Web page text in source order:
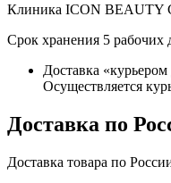
Клиника ICON BEAUTY
Срок хранения 5 рабочих
Доставка
Осуществляется
Доставка по
Доставка товара по